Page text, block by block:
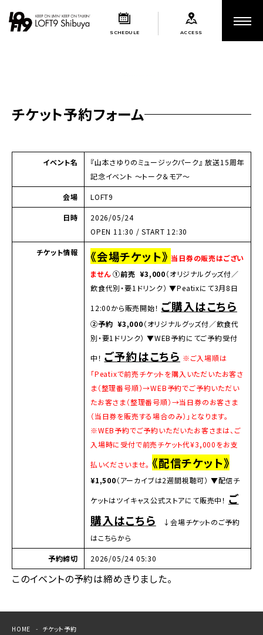
SCHEDULE ACCESS
チケット予約フォーム
イベント名
『山本さゆりのミュージックパーク』 放送15周年
記念イベント ～トーク＆モア～
会場 LOFT9
日時
2026/05/24
OPEN 11:30 / START 12:30
チケット情報 《会場チケット》 当日券の販売はござい
ません ①前売 ¥3,000（オリジナルグッズ付／
飲食代別・要1ドリンク） ▼Peatixにて3月8日
12:00から販売開始！ ご購入はこちら
②予約 ¥3,000（オリジナルグッズ付／飲食代
別・要1ドリンク） ▼WEB予約にてご予約受付
中！ ご予約はこちら ※ご入場順は
「Peatixで前売チケットを購入いただいたお客さ
ま（整理番号順）→WEB予約でご予約いただい
たお客さま（整理番号順）→当日券のお客さま
（当日券を販売する場合のみ）」となります。
※WEB予約でご予約いただいたお客さまは、ご
入場時に受付で前売チケット代¥3,000をお支
払いくださいませ。 《配信チケット》
¥1,500（アーカイブは2週間視聴可） ▼配信チ
ケットはツイキャス公式ストアにて販売中！ ご
購入はこちら
↓会場チケットのご予約
はこちらから
予約締切 2026/05/24 05:30
このイベントの予約は締めきりました。
HOME チケット予約